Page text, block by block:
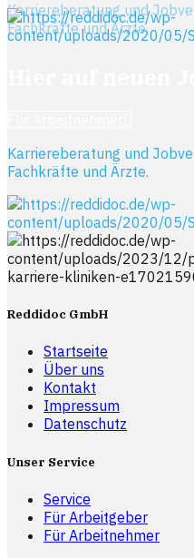
Karriereberatung und
Fachkräfte und Ärzte.
Karriereberatung und
Fachkräfte und Ärzte.
Reddidoc GmbH
Startseite
Über uns
Kontakt
Impressum
Datenschutz
Unser Service
Service
Für Arbeitgeber
Für Arbeitnehmer